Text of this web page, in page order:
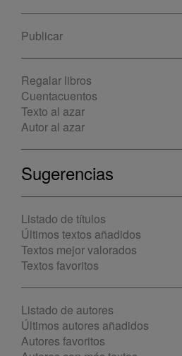
Publicar
Regalar libros
Cuentacuentos
Texto al azar
Autor al azar
Sugerencias
Listado de títulos
Últimos textos añadidos
Textos mejor valorados
Textos favoritos
Listado de autores
Últimos autores añadidos
Autores favoritos